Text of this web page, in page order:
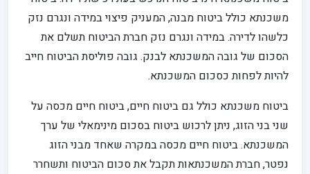
משכנתא כולל ביטוח מבנה, המעניק פיצוי במידה ונגרם נזק
כלשהו לדירה. במידה ונגרם נזק חברת הביטוח תשלם את
הסכום של גובה המשכנתא לבנק. גובה פוליסת הביטוח חייב
להיות לפחות כסכום המשכנתא.
ביטוח משכנתא כולל גם ביטוח חיים, ביטוח חיים מכסה על
שני בני הזוג, ניתן לרכוש ביטוח בסכום מינימאלי של ערך
המשכנתא. ביטוח חיים מכסה במקרה שאחד מבני הזוג
נפטר, חברת המשכנתאות תקבל את סכום הביטוח ותשחרר